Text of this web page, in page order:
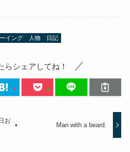
イング 人物 日記
らシェアしてね！
お
Man with a beard.